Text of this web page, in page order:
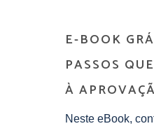
E-BOOK
PASSOS
À
Neste eBook,